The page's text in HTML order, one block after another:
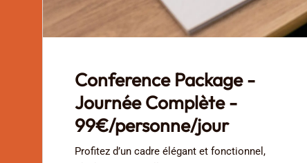
Conference Package -
Journée Complète -
99€/personne/jour
Profitez d’un cadre élégant et fonctionnel,